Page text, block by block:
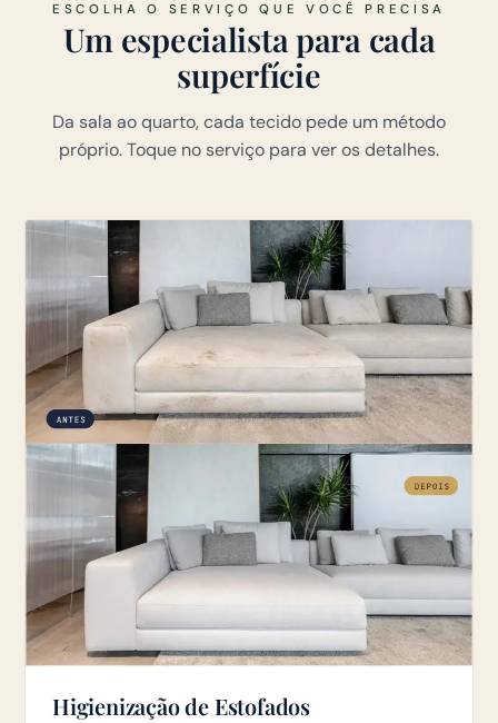
ESCOLHA O SERVIÇO QUE VOCÊ PRECISA
Um especialista para cada
superfície
Da sala ao quarto, cada tecido pede um método
próprio. Toque no serviço para ver os detalhes.
Higienização de Estofados